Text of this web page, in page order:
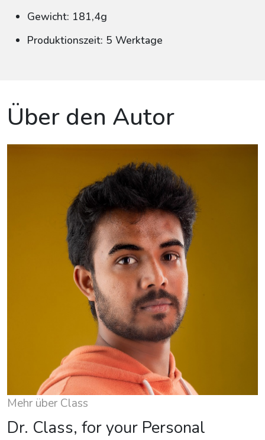
Gewicht: 181,4g
Produktionszeit: 5 Werktage
Über den Autor
Mehr über Class
Dr. Class, for your Personal